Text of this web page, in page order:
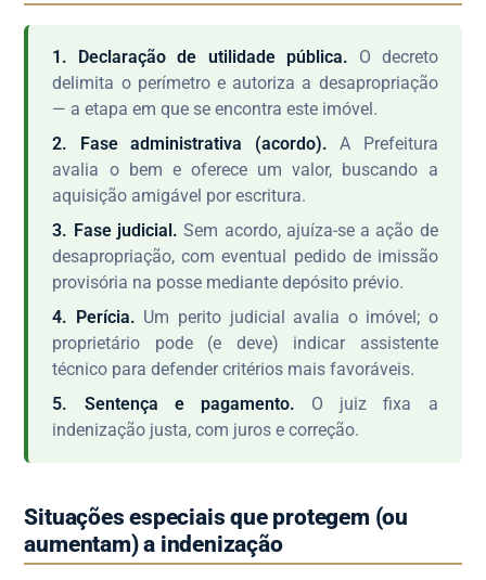
1. Declaração de utilidade pública. O decreto
delimita o perímetro e autoriza a desapropriação
— a etapa em que se encontra este imóvel.
2. Fase administrativa (acordo). A Prefeitura
avalia o bem e oferece um valor, buscando a
aquisição amigável por escritura.
3. Fase judicial. Sem acordo, ajuíza-se a ação de
desapropriação, com eventual pedido de imissão
provisória na posse mediante depósito prévio.
4. Perícia. Um perito judicial avalia o imóvel; o
proprietário pode (e deve) indicar assistente
técnico para defender critérios mais favoráveis.
5. Sentença e pagamento. O juiz fixa a
indenização justa, com juros e correção.
Situações especiais que protegem (ou
aumentam) a indenização